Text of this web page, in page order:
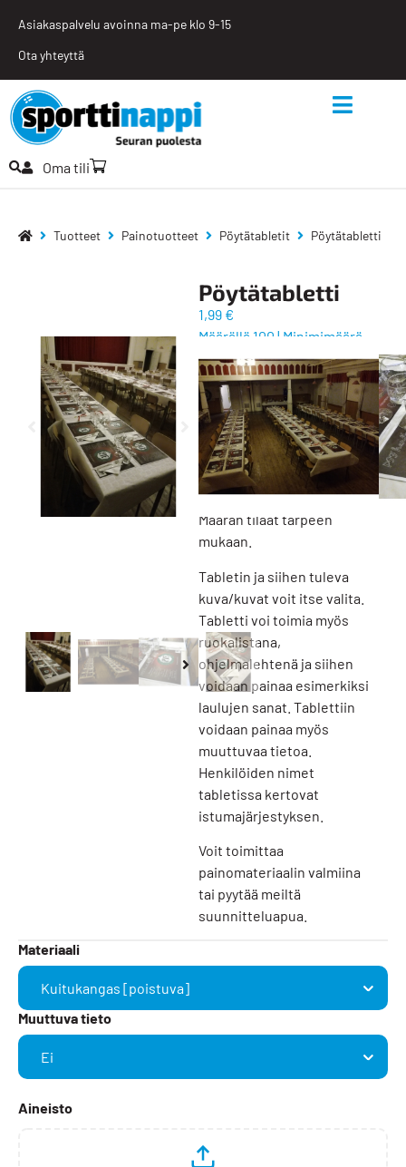
Asiakaspalvelu avoinna ma-pe klo 9-15
Ota yhteyttä
Oma tili
Tuotteet Painotuotteet Pöytätabletit Pöytätabletti
Pöytätabletti
1,99 €
Määrällä 100 | Minimimäärä
10
Persoonalliset
pöytätabletit
juhlapöytääsi. Koko
420×297 mm (A3). Tabletti
painetaan kuitukankaalle,
muoville tai paperille.
Määrän tilaat tarpeen
mukaan.
Tabletin ja siihen tuleva
kuva/kuvat voit itse valita.
Tabletti voi toimia myös
ruokalistana,
ohjelmalehtenä ja siihen
voidaan painaa esimerkiksi
laulujen sanat. Tablettiin
voidaan painaa myös
muuttuvaa tietoa.
Henkilöiden nimet
tabletissa kertovat
istumajärjestyksen.
Voit toimittaa
painomateriaalin valmiina
tai pyytää meiltä
suunnitteluapua.
Materiaali
Muuttuva tieto
Aineisto